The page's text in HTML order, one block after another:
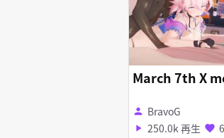
らし・潮吹き 口内射精
種付けプレス ディープス
ロート 手コキ フェラ 輪
姦 女性上位
March 7th X
person BravoG
play_arrow 250.0k 再生 favorite